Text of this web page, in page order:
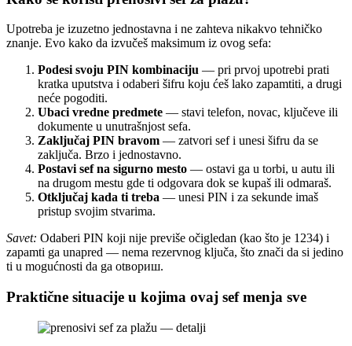
Upotreba je izuzetno jednostavna i ne zahteva nikakvo tehničko
znanje. Evo kako da izvučeš maksimum iz ovog sefa:
Podesi svoju PIN kombinaciju — pri prvoj upotrebi prati
kratka uputstva i odaberi šifru koju ćeš lako zapamtiti, a drugi
neće pogoditi.
Ubaci vredne predmete — stavi telefon, novac, ključeve ili
dokumente u unutrašnjost sefa.
Zaključaj PIN bravom — zatvori sef i unesi šifru da se
zaključa. Brzo i jednostavno.
Postavi sef na sigurno mesto — ostavi ga u torbi, u autu ili
na drugom mestu gde ti odgovara dok se kupаš ili odmаraš.
Otključaj kada ti treba — unesi PIN i za sekunde imaš
pristup svojim stvarima.
Savet: Odaberi PIN koji nije previše očigledan (kao što je 1234) i
zapamti ga unapred — nema rezervnog ključa, što znači da si jedino
ti u mogućnosti da ga otвориш.
Praktične situacije u kojima ovaj sef menja sve